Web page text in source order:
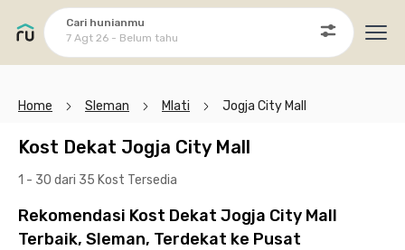
Cari hunianmu
7 Agt 26 - Belum tahu
Home Sleman Mlati Jogja City Mall
Kost Dekat Jogja City Mall
1 - 30 dari 35 Kost Tersedia
Rekomendasi Kost Dekat Jogja City Mall
Terbaik, Sleman, Terdekat ke Pusat